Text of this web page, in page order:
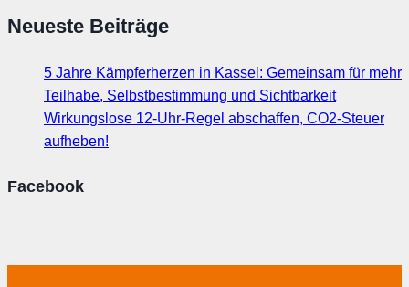
Neueste Beiträge
5 Jahre Kämpferherzen in Kassel: Gemeinsam für mehr
Teilhabe, Selbstbestimmung und Sichtbarkeit
Wirkungslose 12-Uhr-Regel abschaffen, CO2-Steuer
aufheben!
Facebook